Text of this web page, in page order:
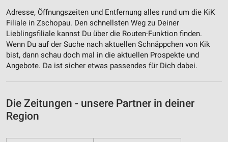
Adresse, Öffnungszeiten und Entfernung alles rund um die KiK
Filiale in Zschopau. Den schnellsten Weg zu Deiner
Lieblingsfiliale kannst Du über die Routen-Funktion finden.
Wenn Du auf der Suche nach aktuellen Schnäppchen von Kik
bist, dann schau doch mal in die aktuellen Prospekte und
Angebote. Da ist sicher etwas passendes für Dich dabei.
Die Zeitungen - unsere Partner in deiner
Region